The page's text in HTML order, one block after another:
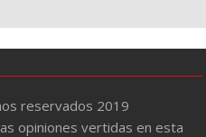
reservados 2019
opiniones vertidas en esta